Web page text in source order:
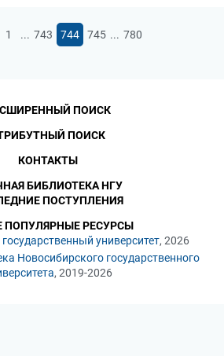
1 ... 743 744 745 ... 780
университет, 2026
Новосибирского государственного
, 2019-2026
ПОИСК
ПОИСК
КОНТАКТЫ
БИБЛИОТЕКА НГУ
ПОСТУПЛЕНИЯ
ПОПУЛЯРНЫЕ РЕСУРСЫ